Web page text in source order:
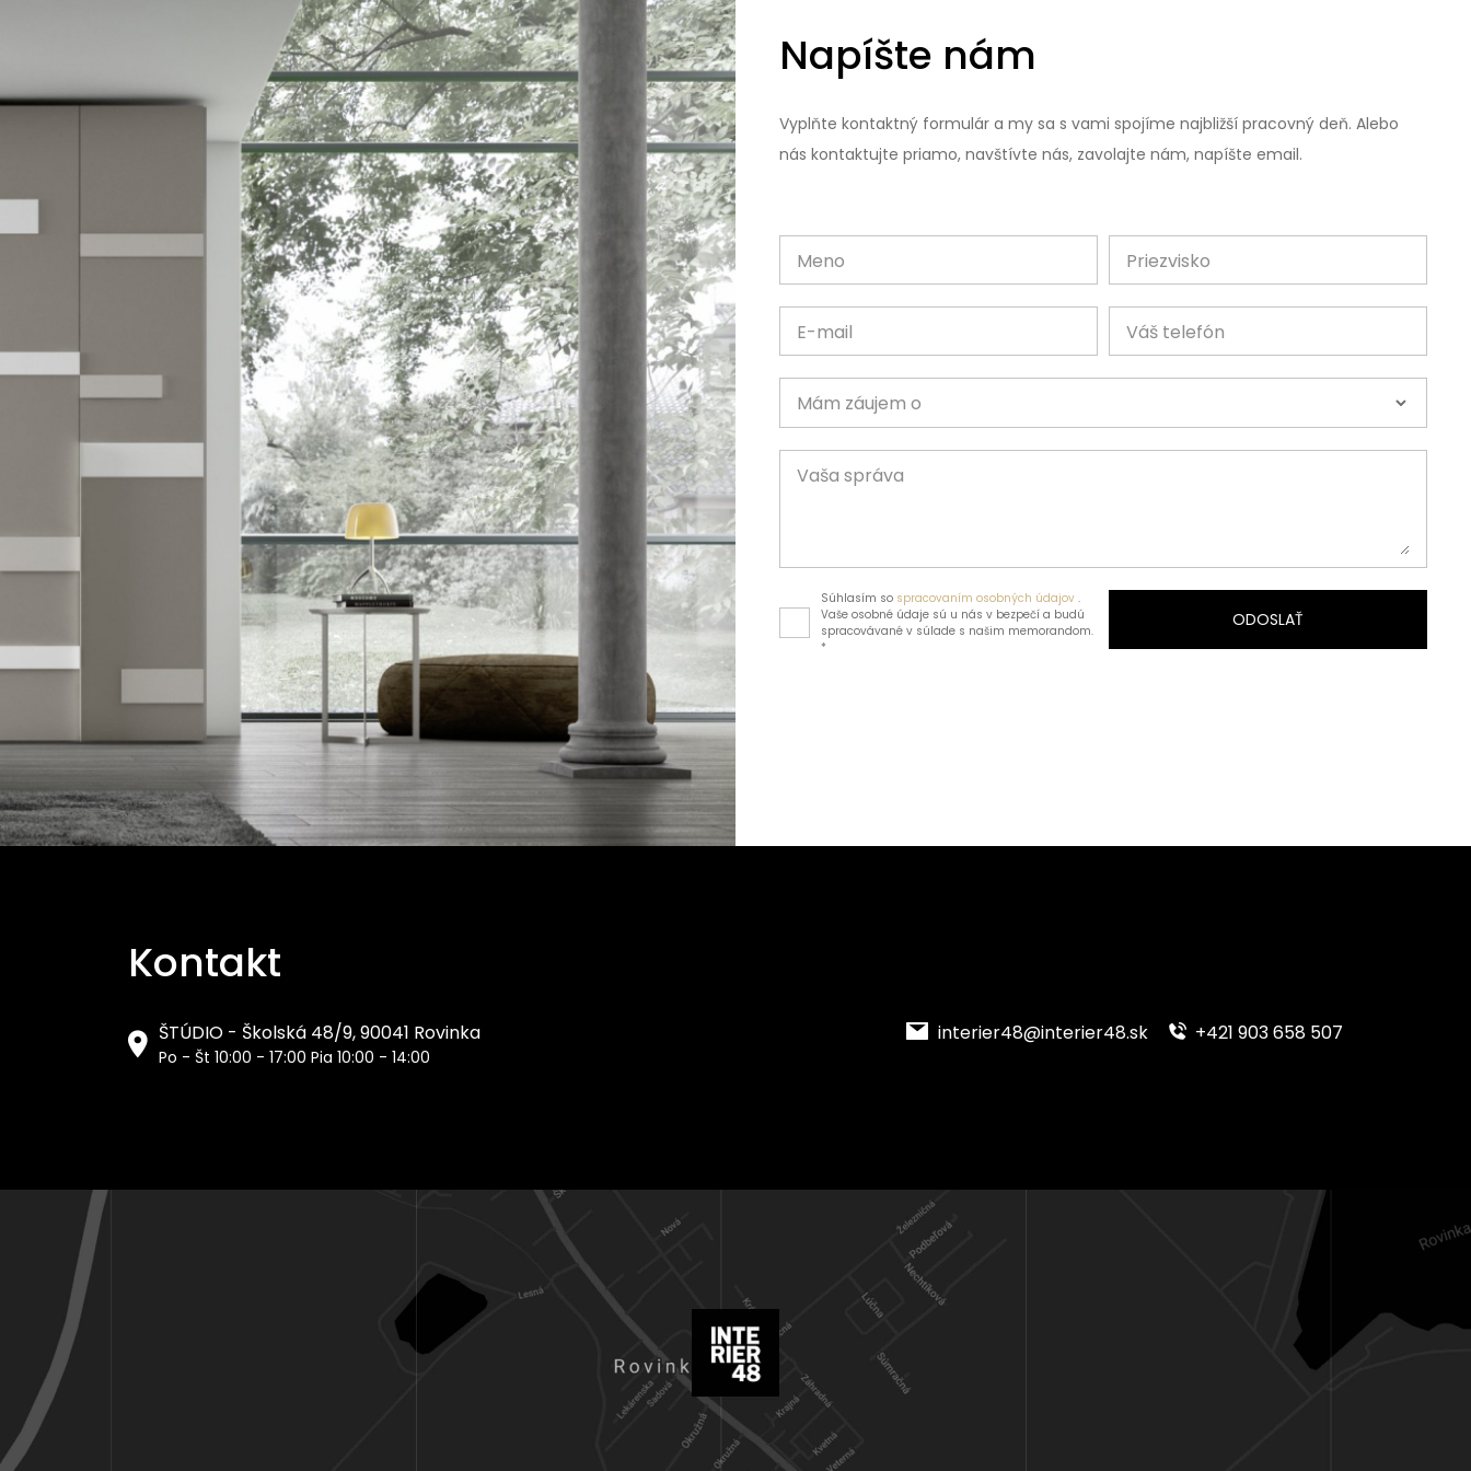
Napíšte nám
Vyplňte kontaktný formulár a my sa s vami spojíme najbližší pracovný deň. Alebo
nás kontaktujte priamo, navštívte nás, zavolajte nám, napíšte email.
Meno Priezvisko
E-mail Váš telefón
Mám záujem o
Vaša správa
Súhlasím so spracovaním osobných údajov .
Vaše osobné údaje sú u nás v bezpečí a budú
spracovávané v súlade s našim memorandom.
*
ODOSLAŤ
Kontakt
ŠTÚDIO - Školská 48/9, 90041 Rovinka
Po - Št 10:00 - 17:00 Pia 10:00 - 14:00
interier48@interier48.sk +421 903 658 507